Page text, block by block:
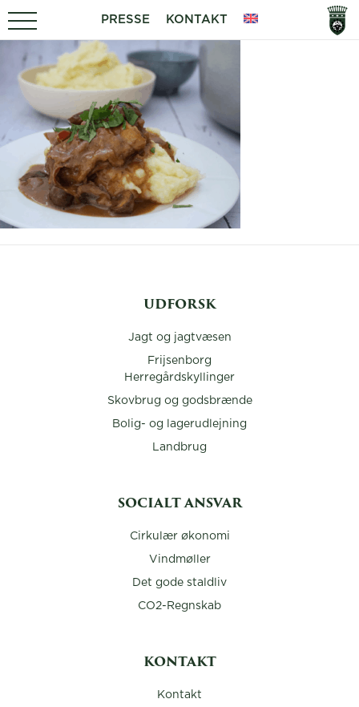
PRESSE KONTAKT
UDFORSK
Jagt og jagtvæsen
Frijsenborg
Herregårdskyllinger
Skovbrug og godsbrænde
Bolig- og lagerudlejning
Landbrug
SOCIALT ANSVAR
Cirkulær økonomi
Vindmøller
Det gode staldliv
CO2-Regnskab
KONTAKT
Kontakt